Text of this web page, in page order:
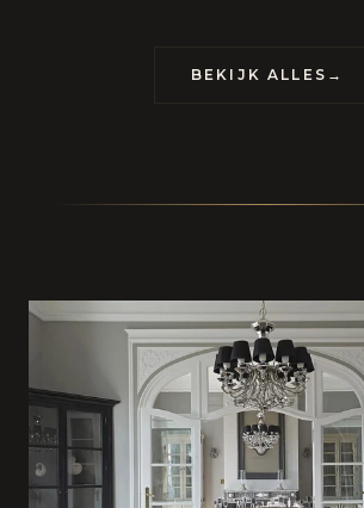
BEKIJK ALLES →